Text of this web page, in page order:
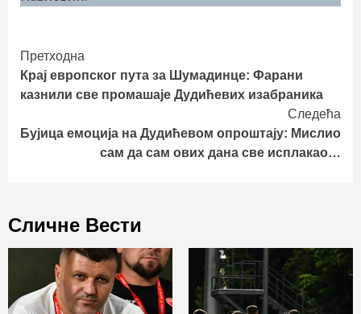
Continue
Reading
Претходна
Крај европског пута за Шумадинце: Фарани
казнили све промашаје Дудићевих изабраника
Следећа
Бујица емоција на Дудићевом опроштају: Мислио
сам да сам ових дана све исплакао…
Сличне Вести